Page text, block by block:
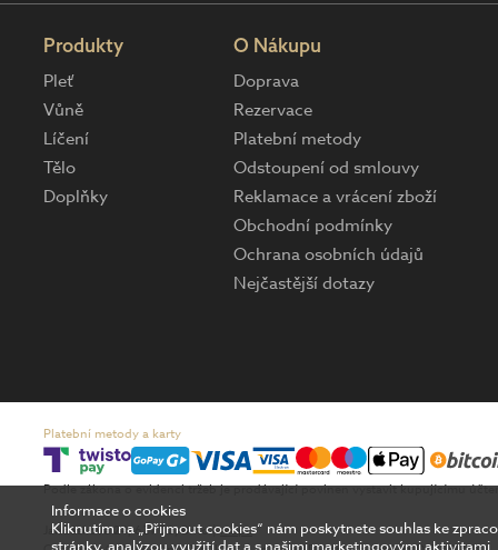
Informace o cookies
Kliknutím na „Přijmout cookies“ nám poskytnete souhlas ke
stránky, analýzou využití dat a s našimi marketingovými aktivitami.
Produkty
Pleť
Vůně
Líčení
Tělo
Doplňky
O Nákupu
Doprava
Rezervace
Platební metody
Odstoupení od smlouvy
Reklamace a vrácení zboží
Obchodní podmínky
Ochrana osobních údajů
Nejčastější dotazy
Platební metody a karty
Podle zákona o evidenci tržeb je prodávající povinen vystavit kupujícímu
Jandáskova 24, 621 00, Brno |mapa